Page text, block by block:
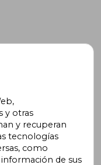
y
y otras
y recuperan
tecnologías
como
de sus